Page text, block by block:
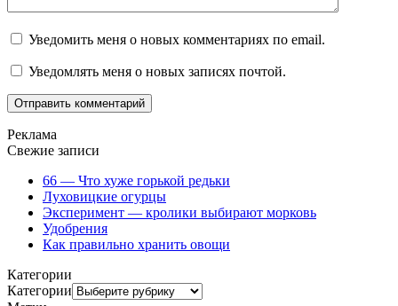
Уведомить меня о новых комментариях по email.
Уведомлять меня о новых записях почтой.
Реклама
Свежие записи
66 — Что хуже горькой редьки
Луховицкие огурцы
Эксперимент — кролики выбирают морковь
Удобрения
Как правильно хранить овощи
Категории
Категории